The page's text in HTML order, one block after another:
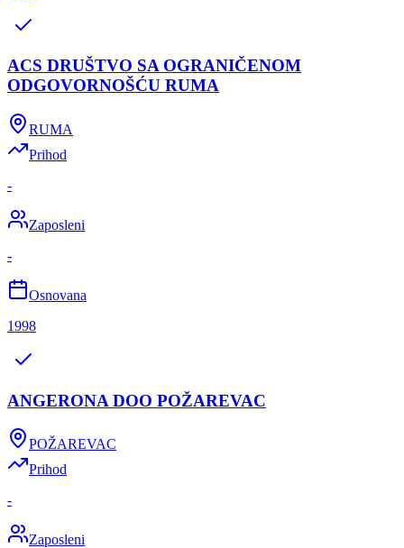
ACS DRUŠTVO SA OGRANIČENOM
ODGOVORNOŠĆU RUMA
RUMA
Prihod
-
Zaposleni
-
Osnovana
1998
ANGERONA DOO POŽAREVAC
POŽAREVAC
Prihod
-
Zaposleni